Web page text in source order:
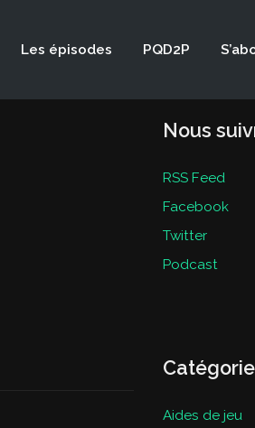
Les épisodes PQD2P
Nous
RSS Feed
Facebook
Twitter
Podcast
Aides de jeu